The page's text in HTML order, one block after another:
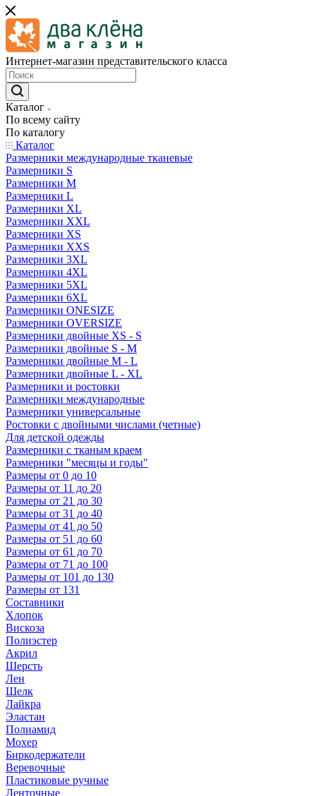
Интернет-магазин представительского класса
Каталог
По всему сайту
По каталогу
Каталог
Размерники международные тканевые
Размерники S
Размерники M
Размерники L
Размерники XL
Размерники XXL
Размерники XS
Размерники XXS
Размерники 3XL
Размерники 4XL
Размерники 5XL
Размерники 6XL
Размерники ONESIZE
Размерники OVERSIZE
Размерники двойные XS - S
Размерники двойные S - M
Размерники двойные M - L
Размерники двойные L - XL
Размерники и ростовки
Размерники международные
Размерники универсальные
Ростовки с двойными числами (четные)
Для детской одежды
Размерники с тканым краем
Размерники "месяцы и годы"
Размеры от 0 до 10
Размеры от 11 до 20
Размеры от 21 до 30
Размеры от 31 до 40
Размеры от 41 до 50
Размеры от 51 до 60
Размеры от 61 до 70
Размеры от 71 до 100
Размеры от 101 до 130
Размеры от 131
Составники
Хлопок
Вискоза
Полиэстер
Акрил
Шерсть
Лен
Шелк
Лайкра
Эластан
Полиамид
Мохер
Биркодержатели
Веревочные
Пластиковые ручные
Ленточные